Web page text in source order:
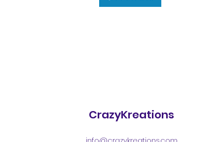
CrazyKreations